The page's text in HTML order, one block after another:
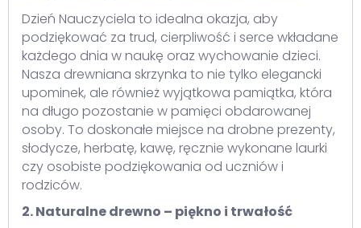
Dzień Nauczyciela to idealna okazja, aby
podziękować za trud, cierpliwość i serce wkładane
każdego dnia w naukę oraz wychowanie dzieci.
Nasza drewniana skrzynka to nie tylko elegancki
upominek, ale również wyjątkowa pamiątka, która
na długo pozostanie w pamięci obdarowanej
osoby. To doskonałe miejsce na drobne prezenty,
słodycze, herbatę, kawę, ręcznie wykonane laurki
czy osobiste podziękowania od uczniów i
rodziców.
2. Naturalne drewno – piękno i trwałość